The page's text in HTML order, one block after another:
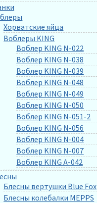
Хорватские яйца
Воблеры KING
Воблер KING N-022
Воблер KING N-038
Воблер KING N-039
Воблер KING N-048
Воблер KING N-049
Воблер KING N-050
Воблер KING N-051-2
Воблер KING N-056
Воблер KING N-004
Воблер KING N-007
Воблер KING A-042
Блесны вертушки Blue Fox
Блесны колебалки MEPPS